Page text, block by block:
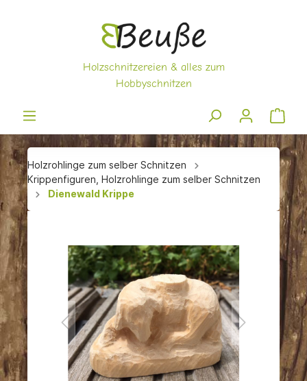
Holzrohlinge zum selber Schnitzen
Krippenfiguren, Holzrohlinge zum selber Schnitzen
Dienewald Krippe